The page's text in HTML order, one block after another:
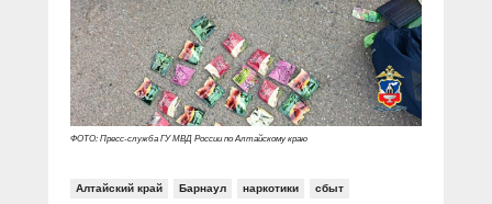
ФОТО: Пресс-служба ГУ МВД России по Алтайскому краю
Алтайский край Барнаул наркотики сбыт